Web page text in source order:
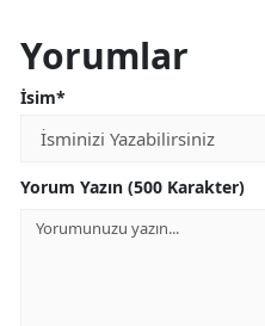
Yorumlar
İsim*
Yorum Yazın (500 Karakter)